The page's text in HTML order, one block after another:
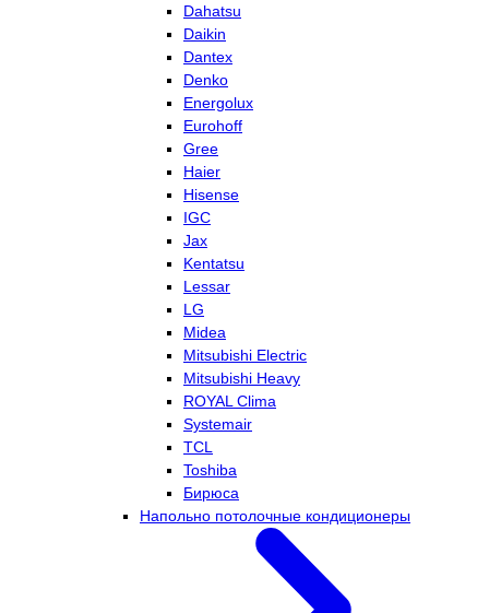
Dahatsu
Daikin
Dantex
Denko
Energolux
Eurohoff
Gree
Haier
Hisense
IGC
Jax
Kentatsu
Lessar
LG
Midea
Mitsubishi Electric
Mitsubishi Heavy
ROYAL Clima
Systemair
TCL
Toshiba
Бирюса
Напольно потолочные кондиционеры